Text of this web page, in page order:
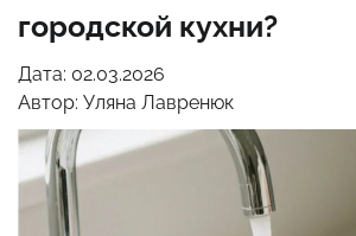
городской кухни?
Дата: 02.03.2026
Автор: Уляна Лавренюк